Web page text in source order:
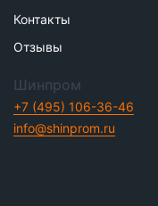
Контакты
Отзывы
Шинпром
+7 (495) 106-36-46
info@shinprom.ru